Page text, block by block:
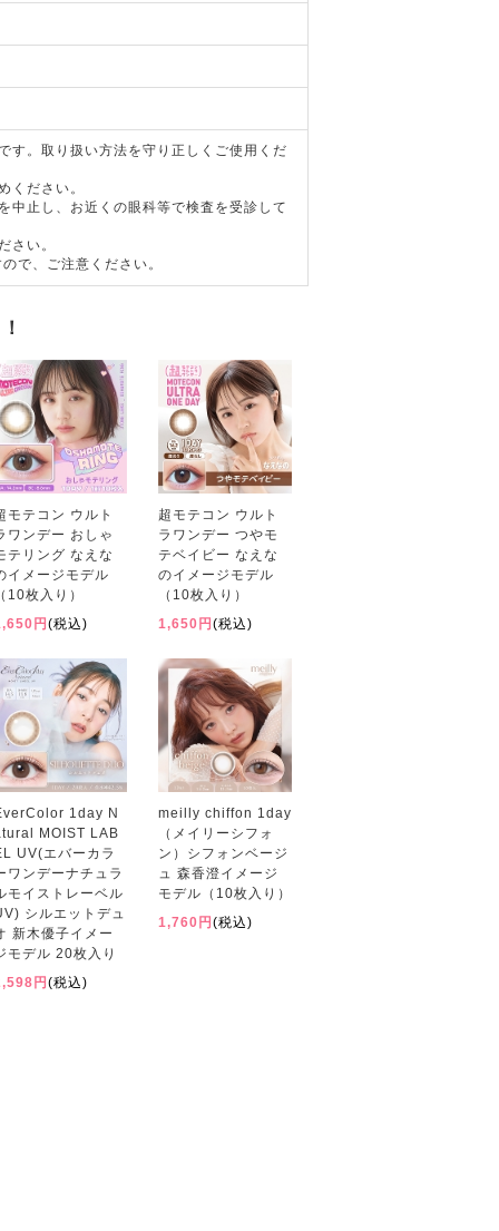
す。取り扱い方法を守り正しくご使用くだ
ください。
中止し、お近くの眼科等で検査を受診して
さい。
で、ご注意ください。
モテコン ウルト
ワンデー おしゃ
テリング なえな
イメージモデル
10枚入り）
円 (税込)
超モテコン ウルト
ラワンデー つやモ
テベイビー なえな
のイメージモデル
（10枚入り）
1,650円 (税込)
1day N
MOIST LAB
UV(エバーカラ
ワンデーナチュラ
モイストレーベル
シルエットデュ
新木優子イメー
モデル 20枚入り
円 (税込)
meilly chiffon 1day
（メイリーシフォ
ン）シフォンベージ
ュ 森香澄イメージ
モデル（10枚入り）
1,760円 (税込)